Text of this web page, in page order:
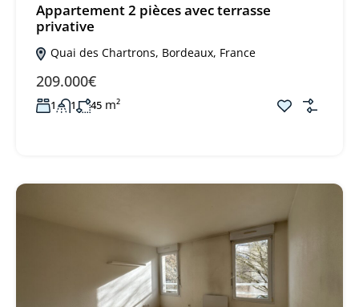
Appartement 2 pièces avec terrasse
privative
Quai des Chartrons, Bordeaux, France
209.000€
1 1 45 m²